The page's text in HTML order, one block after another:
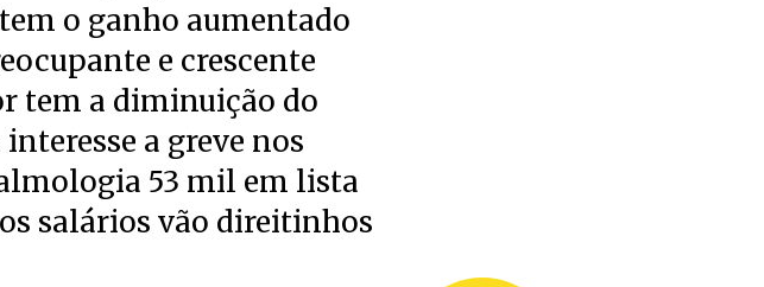
o ganho aumentado
e crescente
tem a diminuição do
a greve nos
53 mil em lista
salários vão direitinhos